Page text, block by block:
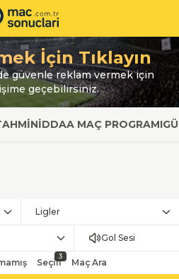
İçin Tıklayın
güvenle reklam vermek için
geçebilirsiniz.
İDDAA MAÇ PROGRAMI
Ligler
Gol Sesi
Seçili
3
Maç Ara